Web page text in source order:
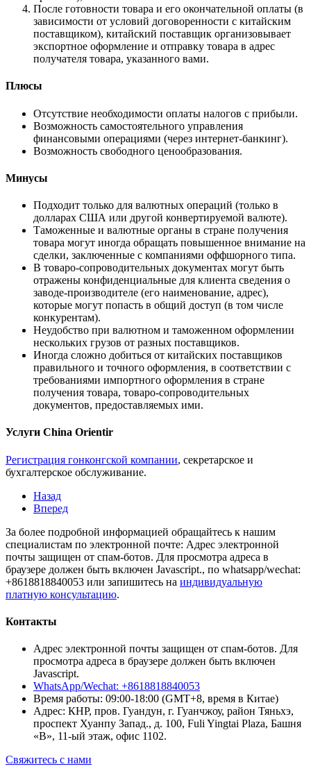
После готовности товара и его окончательной оплаты (в
зависимости от условий договоренности с китайским
поставщиком), китайский поставщик организовывает
экспортное оформление и отправку товара в адрес
получателя товара, указанного вами.
Плюсы
Отсутствие необходимости оплаты налогов с прибыли.
Возможность самостоятельного управления
финансовыми операциями (через интернет-банкинг).
Возможность свободного ценообразования.
Минусы
Подходит только для валютных операций (только в
долларах США или другой конвертируемой валюте).
Таможенные и валютные органы в стране получения
товара могут иногда обращать повышенное внимание на
сделки, заключенные с компаниями оффшорного типа.
В товаро-сопроводительных документах могут быть
отражены конфиденциальные для клиента сведения о
заводе-производителе (его наименование, адрес),
которые могут попасть в общий доступ (в том числе
конкурентам).
Неудобство при валютном и таможенном оформлении
нескольких грузов от разных поставщиков.
Иногда сложно добиться от китайских поставщиков
правильного и точного оформления, в соответствии с
требованиями импортного оформления в стране
получения товара, товаро-сопроводительных
документов, предоставляемых ими.
Услуги China Orientir
Регистрация гонконгской компании, секретарское и
бухгалтерское обслуживание.
Назад
Вперед
За более подробной информацией обращайтесь к нашим
специалистам по электронной почте: Адрес электронной
почты защищен от спам-ботов. Для просмотра адреса в
браузере должен быть включен Javascript., по whatsapp/wechat:
+8618818840053 или запишитесь на индивидуальную
платную консультацию.
Контакты
Адрес электронной почты защищен от спам-ботов. Для
просмотра адреса в браузере должен быть включен
Javascript.
WhatsApp/Wechat: +8618818840053
Время работы: 09:00-18:00 (GMT+8, время в Китае)
Адрес: КНР, пров. Гуандун, г. Гуанчжоу, район Тяньхэ,
проспект Хуанпу Запад., д. 100, Fuli Yingtai Plaza, Башня
«B», 11-ый этаж, офис 1102.
Свяжитесь с нами